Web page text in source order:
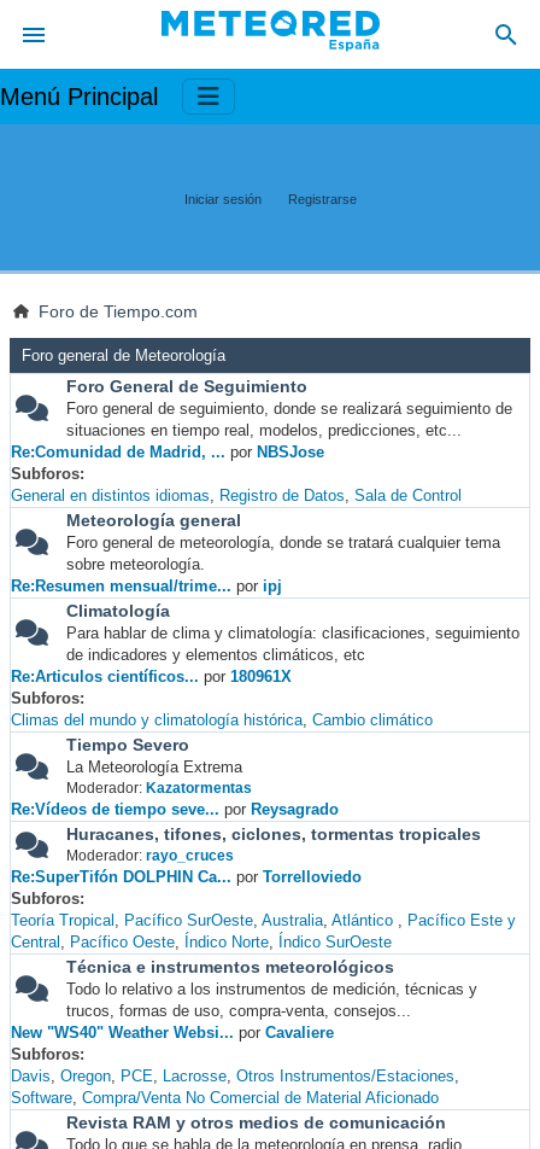
Menú Principal
Iniciar sesión Registrarse
Foro de Tiempo.com
Foro general de Meteorología
Foro General de Seguimiento
Foro general de seguimiento, donde se realizará seguimiento de
situaciones en tiempo real, modelos, predicciones, etc...
Re:Comunidad de Madrid, ... por NBSJose
Subforos
General en distintos idiomas
Registro de Datos Sala de Control
Meteorología general
Foro general de meteorología, donde se tratará cualquier tema
sobre meteorología.
Re:Resumen mensual/trime... por ipj
Climatología
Para hablar de clima y climatología: clasificaciones, seguimiento
de indicadores y elementos climáticos, etc
Re:Articulos científicos... por 180961X
Subforos
Climas del mundo y climatología histórica Cambio climático
Tiempo Severo
La Meteorología Extrema
Moderador: Kazatormentas
Re:Vídeos de tiempo seve... por Reysagrado
Huracanes, tifones, ciclones, tormentas tropicales
Moderador: rayo_cruces
Re:SuperTifón DOLPHIN Ca... por Torrelloviedo
Subforos
Teoría Tropical
Pacífico SurOeste Australia Atlántico
Pacífico Este y
Central
Pacífico Oeste Índico Norte Índico SurOeste
Técnica e instrumentos meteorológicos
Todo lo relativo a los instrumentos de medición, técnicas y
trucos, formas de uso, compra-venta, consejos...
New "WS40" Weather Websi... por Cavaliere
Subforos
Davis Oregon PCE Lacrosse Otros Instrumentos/Estaciones
Software Compra/Venta No Comercial de Material Aficionado
Revista RAM y otros medios de comunicación
Todo lo que se habla de la meteorología en prensa, radio,